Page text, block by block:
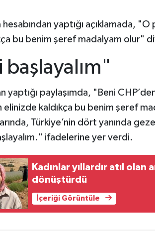
yaptığı açıklamada,
bu benim şeref madalyam olur"
yaptığı paylaşımda, "Beni
elinizde kaldıkça bu benim şeref
Türkiye’nin dört yanında
ifadelerine yer verdi.
Kadınlar yıllardır atıl
dönüştürdü
İçeriği Görüntüle